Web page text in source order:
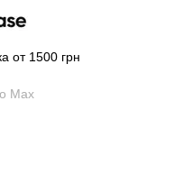
от 1500 грн
Max